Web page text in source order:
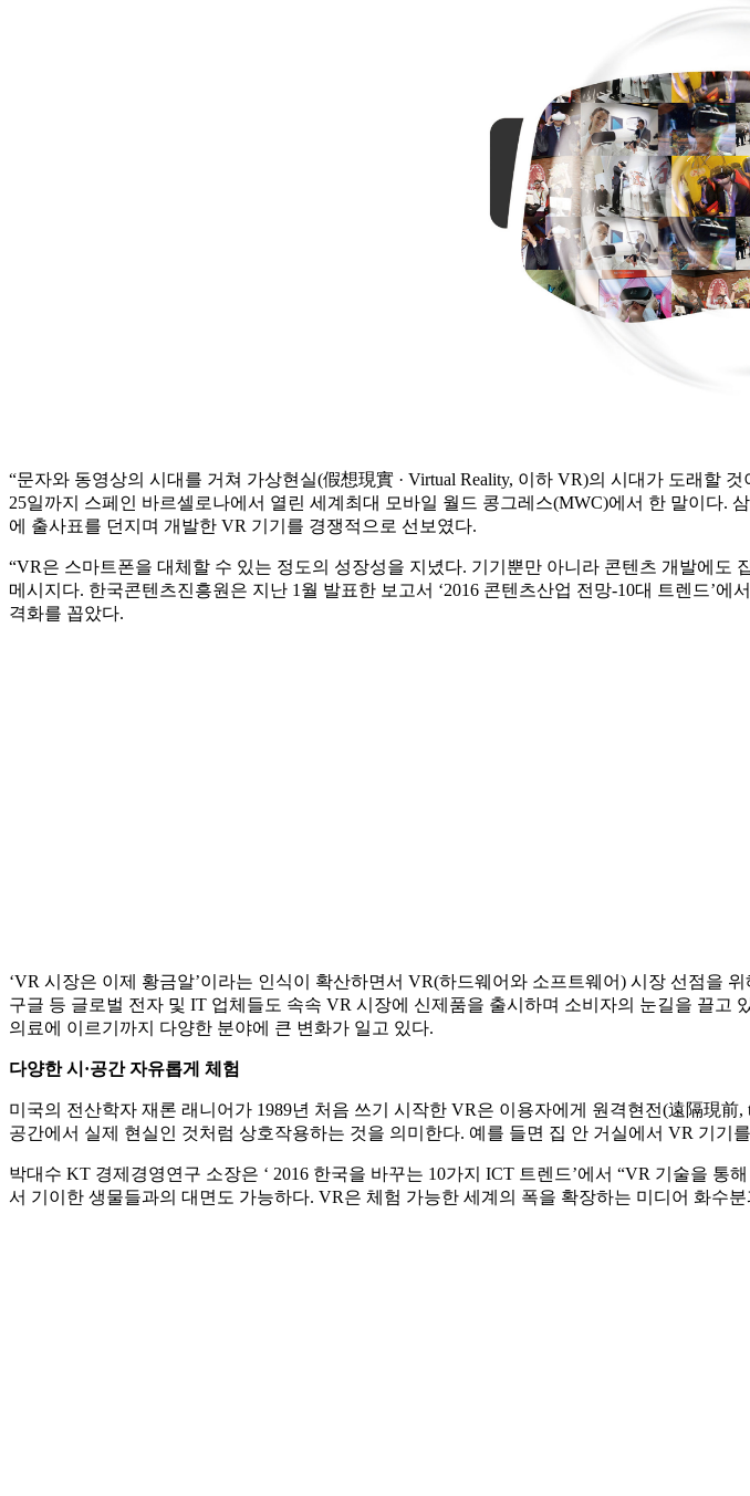
“문자와 동영상의 시대를 거쳐 가상현실(假想現實 · Virtual Reality, 이하 VR)의 시대가 도래할
25일까지 스페인 바르셀로나에서 열린 세계최대 모바일 월드 콩그레스(MWC)에서 한 말이다.
에 출사표를 던지며 개발한 VR 기기를 경쟁적으로 선보였다.
“VR은 스마트폰을 대체할 수 있는 정도의 성장성을 지녔다. 기기뿐만 아니라 콘텐츠 개발에
메시지다. 한국콘텐츠진흥원은 지난 1월 발표한 보고서 ‘2016 콘텐츠산업 전망-10대 트렌드’
격화를 꼽았다.
‘VR 시장은 이제 황금알’이라는 인식이 확산하면서 VR(하드웨어와 소프트웨어) 시장 선점을
구글 등 글로벌 전자 및 IT 업체들도 속속 VR 시장에 신제품을 출시하며 소비자의 눈길을 끌
의료에 이르기까지 다양한 분야에 큰 변화가 일고 있다.
다양한 시·공간 자유롭게 체험
미국의 전산학자 재론 래니어가 1989년 처음 쓰기 시작한 VR은 이용자에게 원격현전(遠隔現
공간에서 실제 현실인 것처럼 상호작용하는 것을 의미한다. 예를 들면 집 안 거실에서 VR 기기
박대수 KT 경제경영연구 소장은 ‘ 2016 한국을 바꾸는 10가지 ICT 트렌드’에서 “VR 기술을
서 기이한 생물들과의 대면도 가능하다. VR은 체험 가능한 세계의 폭을 확장하는 미디어 화수